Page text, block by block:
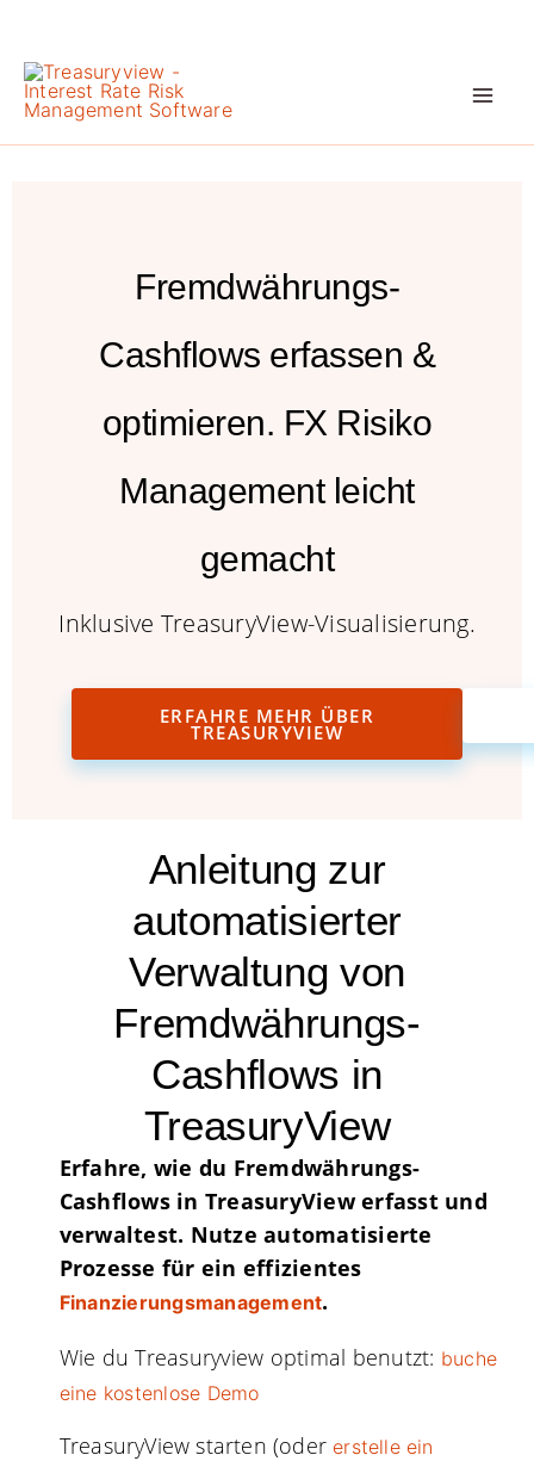
springen
Fremdwährungs-
Cashflows erfassen &
optimieren. FX Risiko
Management leicht
gemacht
Inklusive TreasuryView-Visualisierung.
ERFAHRE MEHR ÜBER
TREASURYVIEW
Anleitung zur
automatisierter
Verwaltung von
Fremdwährungs-
Cashflows in
TreasuryView
Erfahre, wie du Fremdwährungs-
Cashflows in TreasuryView erfasst und
verwaltest. Nutze automatisierte
Prozesse für ein effizientes
Finanzierungsmanagement.
Wie du Treasuryview optimal benutzt: buche
eine kostenlose Demo
TreasuryView starten (oder erstelle ein